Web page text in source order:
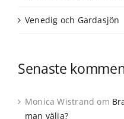
Venedig och Gardasjön
Senaste
Monica Wistrand om
man välja?